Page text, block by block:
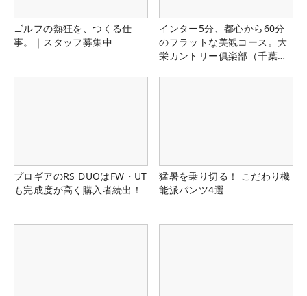
ゴルフの熱狂を、つくる仕
事。｜スタッフ募集中
インター5分、都心から60分
のフラットな美観コース。大
栄カントリー俱楽部（千葉
プロギアのRS DUOはFW・UT
も完成度が高く購入者続出！
猛暑を乗り切る！ こだわり機
能派パンツ4選